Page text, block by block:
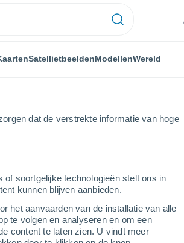
dat de verstrekte informatie van hoge
soortgelijke technologieën stelt ons in
kunnen blijven aanbieden.
het aanvaarden van de installatie van alle
te volgen en analyseren en om een
content te laten zien. U vindt meer
SatellietbeeldenModellenWereld